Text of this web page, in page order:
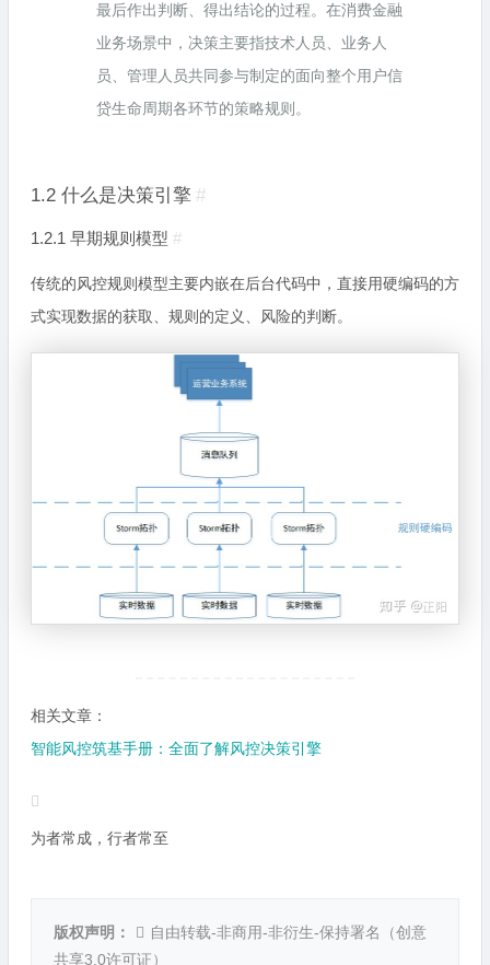
最后作出判断、得出结论的过程。在消费金融
业务场景中，决策主要指技术人员、业务人
员、管理人员共同参与制定的面向整个用户信
贷生命周期各环节的策略规则。
1.2 什么是决策引擎 #
1.2.1 早期规则模型 #
传统的风控规则模型主要内嵌在后台代码中，直接用硬编码的方
式实现数据的获取、规则的定义、风险的判断。
相关文章：
智能风控筑基手册：全面了解风控决策引擎
为者常成，行者常至
版权声明： 自由转载-非商用-非衍生-保持署名（创意
共享3.0许可证）